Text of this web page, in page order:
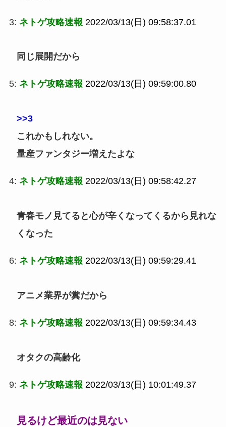
3: ネトゲ攻略速報 2022/03/13(日) 09:58:37.01
同じ展開だから
5: ネトゲ攻略速報 2022/03/13(日) 09:59:00.80
>>3
これかもしれない。
量産ファンタジー増えたよな
4: ネトゲ攻略速報 2022/03/13(日) 09:58:42.27
青春モノ見てると心が辛くなってくるから見れな
くなった
6: ネトゲ攻略速報 2022/03/13(日) 09:59:29.41
アニメ業界が糞だから
8: ネトゲ攻略速報 2022/03/13(日) 09:59:34.43
オタクの高齢化
9: ネトゲ攻略速報 2022/03/13(日) 10:01:49.37
見るけど最近のは見ない